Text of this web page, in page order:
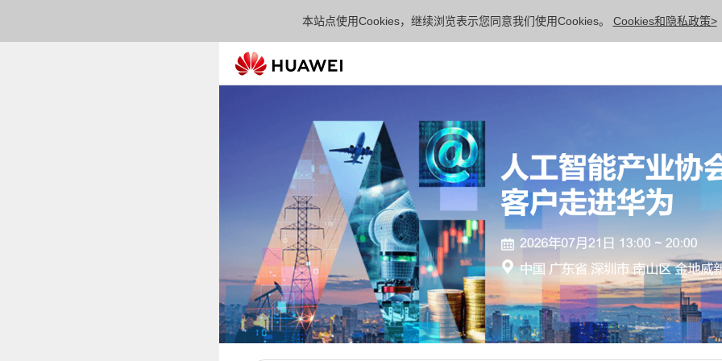
本站点使用Cookies，继续浏览表示您同意我们使用Cookies。 Cookies和隐私政策>